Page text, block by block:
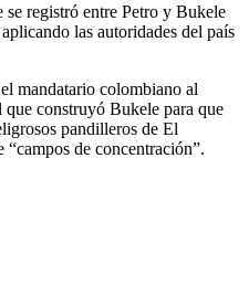
registró entre Petro y Bukele
las autoridades del país
mandatario colombiano al
que construyó Bukele para que
pandilleros de El
“campos de concentración”.